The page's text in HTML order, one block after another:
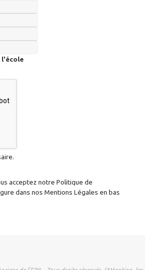
l'école
acceptez notre Politique de
dans nos Mentions Légales en bas